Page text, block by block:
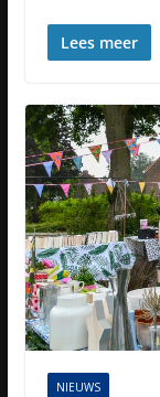
Lees meer
NIEUWS